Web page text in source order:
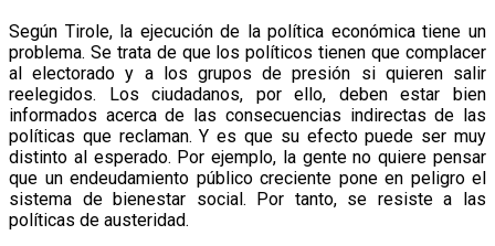
Según Tirole, la ejecución de la política económica tiene un
problema. Se trata de que los políticos tienen que complacer
al electorado y a los grupos de presión si quieren salir
reelegidos. Los ciudadanos, por ello, deben estar bien
informados acerca de las consecuencias indirectas de las
políticas que reclaman. Y es que su efecto puede ser muy
distinto al esperado. Por ejemplo, la gente no quiere pensar
que un endeudamiento público creciente pone en peligro el
sistema de bienestar social. Por tanto, se resiste a las
políticas de austeridad.